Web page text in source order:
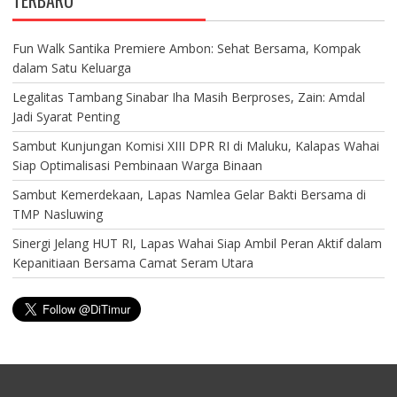
Fun Walk Santika Premiere Ambon: Sehat Bersama, Kompak
dalam Satu Keluarga
Legalitas Tambang Sinabar Iha Masih Berproses, Zain: Amdal
Jadi Syarat Penting
Sambut Kunjungan Komisi XIII DPR RI di Maluku, Kalapas Wahai
Siap Optimalisasi Pembinaan Warga Binaan
Sambut Kemerdekaan, Lapas Namlea Gelar Bakti Bersama di
TMP Nasluwing
Sinergi Jelang HUT RI, Lapas Wahai Siap Ambil Peran Aktif dalam
Kepanitiaan Bersama Camat Seram Utara